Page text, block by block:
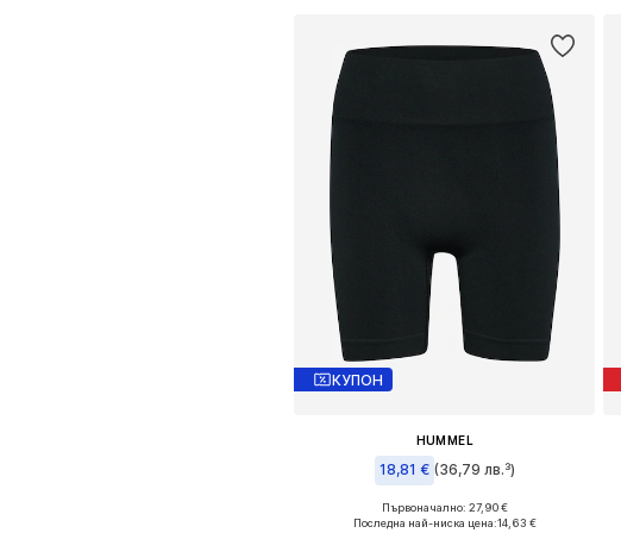
КУПОН
HUMMEL
18,81 € (36,79 лв.³)
Налични размери: S, M
Първоначално: 27,90 €
Последна най-ниска цена:14,63 €